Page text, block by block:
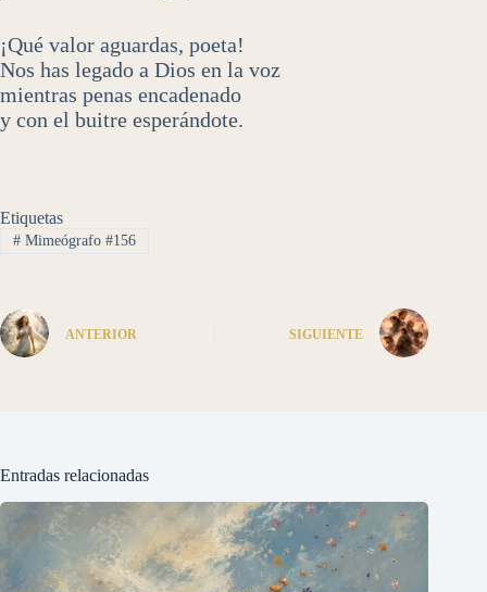
¡Qué valor aguardas, poeta!
Nos has legado a Dios en la voz
mientras penas encadenado
y con el buitre esperándote.
Etiquetas
#Mimeógrafo #156
ANTERIOR SIGUIENTE
Entradas relacionadas